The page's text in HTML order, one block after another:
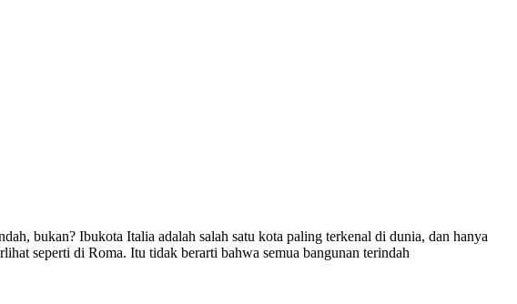
bukan? Ibukota Italia adalah salah satu kota paling terkenal di dunia, dan hanya
seperti di Roma. Itu tidak berarti bahwa semua bangunan terindah